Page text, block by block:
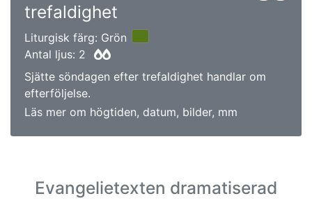
trefaldighet
Liturgisk färg: Grön
Antal ljus: 2
Sjätte söndagen efter trefaldighet handlar om
efterföljelse.
Läs mer om högtiden, datum, bilder, mm
Evangelietexten dramatiserad